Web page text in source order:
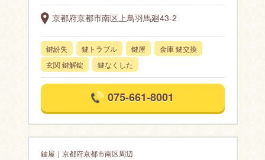
京都府京都市南区上鳥羽馬廻43-2
鍵紛失 鍵トラブル 鍵屋
金庫 鍵交換
玄関 鍵解錠
鍵なくした
075-661-8001
鍵屋｜京都府京都市南区周辺